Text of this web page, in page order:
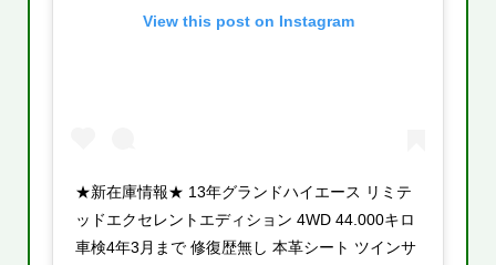
View this post on Instagram
★新在庫情報★ 13年グランドハイエース リミテ
ッドエクセレントエディション 4WD 44.000キロ
車検4年3月まで 修復歴無し 本革シート ツインサ